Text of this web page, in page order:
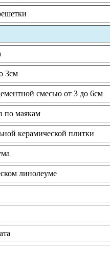
3см
смесью от 3 до 6см
по маякам
керамической плитки
линолеуме